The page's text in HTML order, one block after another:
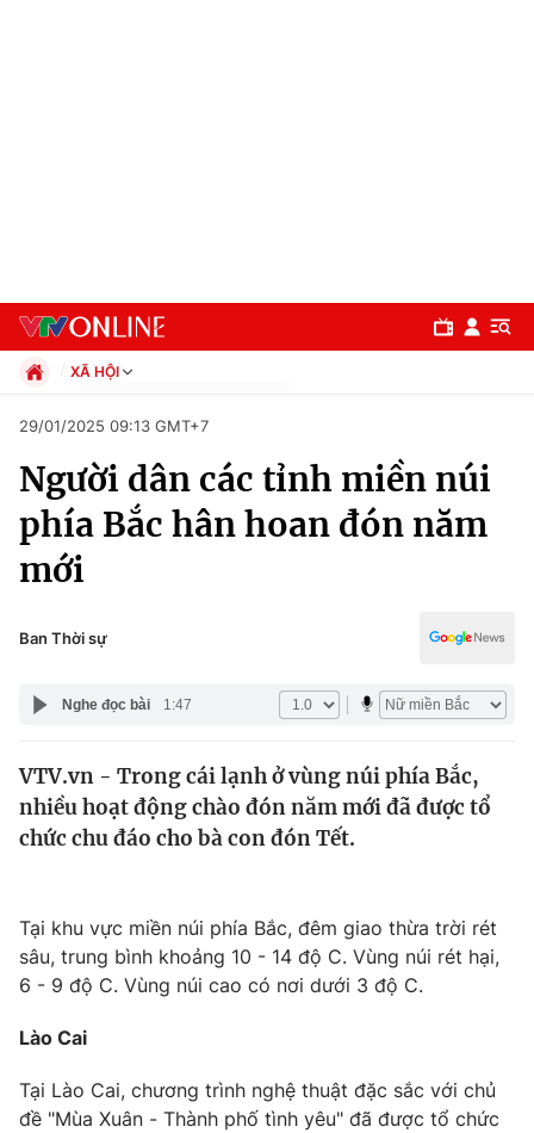
Chuyên mục
Chính trị
Thế giới
Thế giới đó đây
Câu chuyện quốc tế
Tài chính
Thị trường
Góc doanh nghiệp
Dữ liệu và đời sống
Truyền hình
Hậu trường
Giải trí
XÃ HỘI
Xã hội
Pháp luật
Kinh tế
Thể thao
Truyền hình
Đời sống
Giáo dục
29/01/2025 09:13 GMT+7
Người dân các tỉnh miền núi
phía Bắc hân hoan đón năm
mới
Ban Thời sự
Nghe đọc bài 1:47
VTV.vn - Trong cái lạnh ở vùng núi phía Bắc,
nhiều hoạt động chào đón năm mới đã được tổ
chức chu đáo cho bà con đón Tết.
Tại khu vực miền núi phía Bắc, đêm giao thừa trời rét
sâu, trung bình khoảng 10 - 14 độ C. Vùng núi rét hại,
6 - 9 độ C. Vùng núi cao có nơi dưới 3 độ C.
Lào Cai
Tại Lào Cai, chương trình nghệ thuật đặc sắc với chủ
đề "Mùa Xuân - Thành phố tình yêu" đã được tổ chức